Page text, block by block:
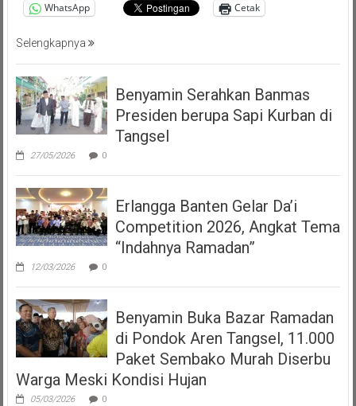
WhatsApp Cetak
Selengkapnya
Benyamin Serahkan Banmas
Presiden berupa Sapi Kurban di
Tangsel
27/05/2026 0
Erlangga Banten Gelar Da’i
Competition 2026, Angkat Tema
“Indahnya Ramadan”
12/03/2026 0
Benyamin Buka Bazar Ramadan
di Pondok Aren Tangsel, 11.000
Paket Sembako Murah Diserbu
Warga Meski Kondisi Hujan
05/03/2026 0